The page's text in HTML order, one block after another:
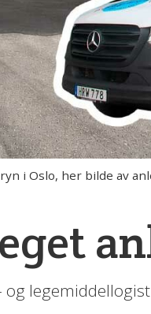
i Oslo, her bilde av